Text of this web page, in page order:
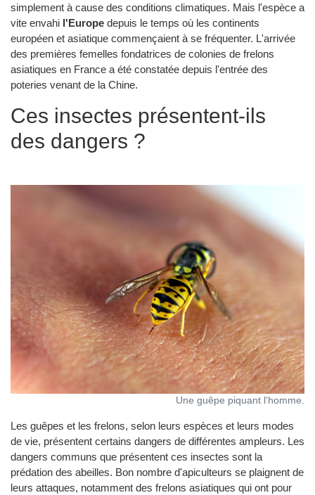
simplement à cause des conditions climatiques. Mais l'espèce a
vite envahi l'Europe depuis le temps où les continents
européen et asiatique commençaient à se fréquenter. L'arrivée
des premières femelles fondatrices de colonies de frelons
asiatiques en France a été constatée depuis l'entrée des
poteries venant de la Chine.
Ces insectes présentent-ils
des dangers ?
Une guêpe piquant l'homme.
Les guêpes et les frelons, selon leurs espèces et leurs modes
de vie, présentent certains dangers de différentes ampleurs. Les
dangers communs que présentent ces insectes sont la
prédation des abeilles. Bon nombre d'apiculteurs se plaignent de
leurs attaques, notamment des frelons asiatiques qui ont pour